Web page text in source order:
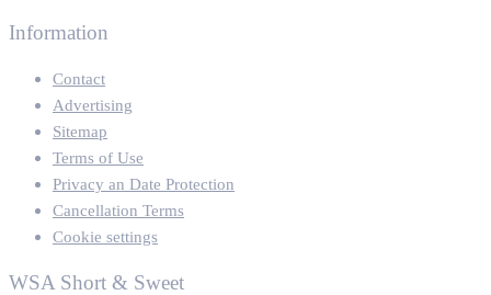
Information
Contact
Advertising
Sitemap
Terms of Use
Privacy an Date Protection
Cancellation Terms
Cookie settings
WSA Short & Sweet